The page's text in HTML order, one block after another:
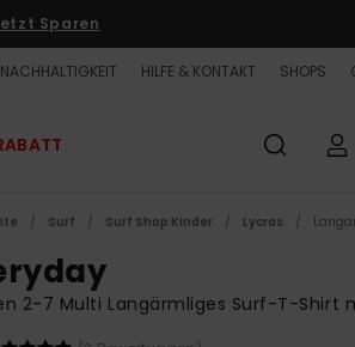
Sparen
NACHHALTIGKEIT HILFE & KONTAKT SHOPS
Surf Surf Shop Kinder Lycras
2-7 Multi Langärmliges Surf-T-Shirt